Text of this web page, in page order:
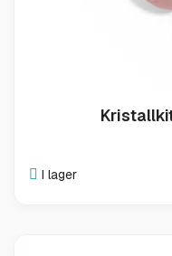
I lager